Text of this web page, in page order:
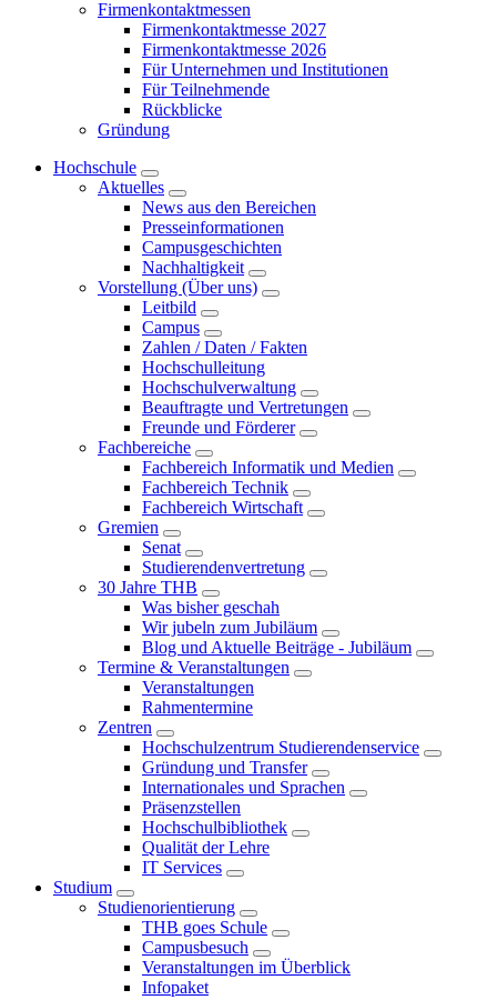
Firmenkontaktmessen
Firmenkontaktmesse 2027
Firmenkontaktmesse 2026
Für Unternehmen und Institutionen
Für Teilnehmende
Rückblicke
Gründung
Hochschule
Aktuelles
News aus den Bereichen
Presseinformationen
Campusgeschichten
Nachhaltigkeit
Vorstellung (Über uns)
Leitbild
Campus
Zahlen / Daten / Fakten
Hochschulleitung
Hochschulverwaltung
Beauftragte und Vertretungen
Freunde und Förderer
Fachbereiche
Fachbereich Informatik und Medien
Fachbereich Technik
Fachbereich Wirtschaft
Gremien
Senat
Studierendenvertretung
30 Jahre THB
Was bisher geschah
Wir jubeln zum Jubiläum
Blog und Aktuelle Beiträge - Jubiläum
Termine & Veranstaltungen
Veranstaltungen
Rahmentermine
Zentren
Hochschulzentrum Studierendenservice
Gründung und Transfer
Internationales und Sprachen
Präsenzstellen
Hochschulbibliothek
Qualität der Lehre
IT Services
Studium
Studienorientierung
THB goes Schule
Campusbesuch
Veranstaltungen im Überblick
Infopaket